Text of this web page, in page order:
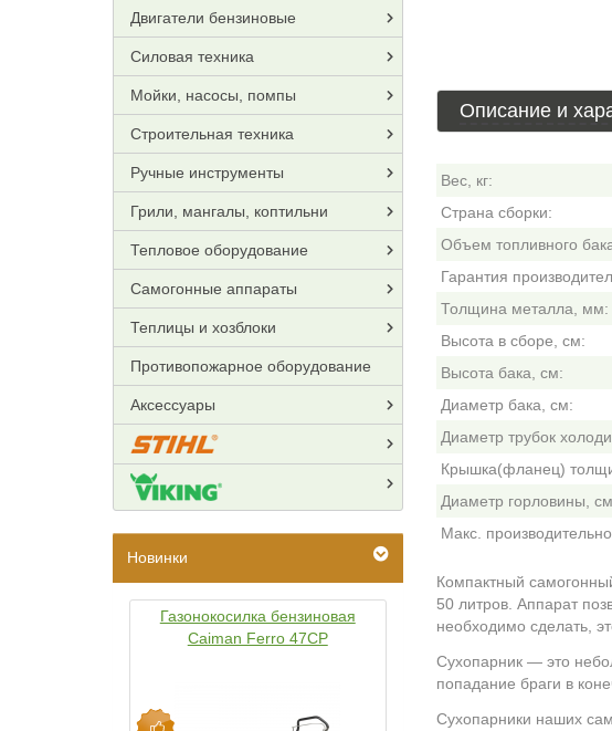
Двигатели бензиновые
Силовая техника
Мойки, насосы, помпы
Строительная техника
Ручные инструменты
Грили, мангалы, коптильни
Тепловое оборудование
Самогонные аппараты
Теплицы и хозблоки
Противопожарное оборудование
Аксессуары
Новинки
Газонокосилка бензиновая
Caiman Ferro 47CP
Описание и
Вес, кг:
Страна сборки:
Объем топливного
Гарантия
Толщина металла, мм:
Высота в сборе, см:
Высота бака, см:
Диаметр бака, см:
Диаметр трубок
Крышка(фланец)
Диаметр горловины,
Макс.
Компактный
50 литров. Аппарат
необходимо сделать,
Сухопарник — это
попадание браги в
Сухопарники наших